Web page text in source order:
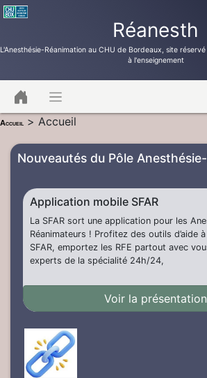
Réanesth
L'Anesthésie-Réanimation au CHU de Bordeaux, site
à l'enseignement
Accueil > Accueil
Nouveautés du Pôle
Application mobile SFAR
La SFAR sort une application pour les
Réanimateurs ! Profitez des outils d’aide
SFAR, emportez les RFE partout avec
experts de la spécialité 24h/24,
Voir la présentation